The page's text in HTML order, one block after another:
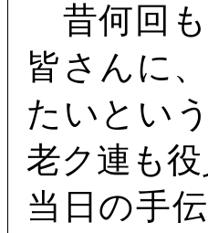
昔何回も
皆さんに
たいとい
老ク連も
当日の手